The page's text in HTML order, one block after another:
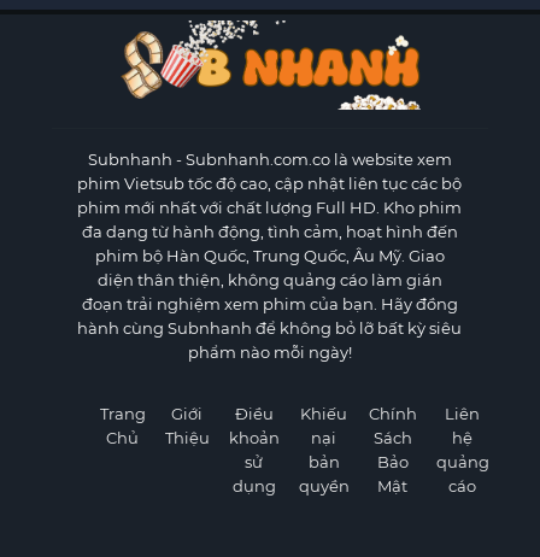
Subnhanh - Subnhanh.com.co là website xem
phim Vietsub tốc độ cao, cập nhật liên tục các bộ
phim mới nhất với chất lượng Full HD. Kho phim
đa dạng từ hành động, tình cảm, hoạt hình đến
phim bộ Hàn Quốc, Trung Quốc, Âu Mỹ. Giao
diện thân thiện, không quảng cáo làm gián
đoạn trải nghiệm xem phim của bạn. Hãy đồng
hành cùng Subnhanh để không bỏ lỡ bất kỳ siêu
phẩm nào mỗi ngày!
Trang
Chủ
Giới
Thiệu
Điều
khoản
sử
dụng
Khiếu
nại
bản
quyền
Chính
Sách
Bảo
Mật
Liên
hệ
quảng
cáo